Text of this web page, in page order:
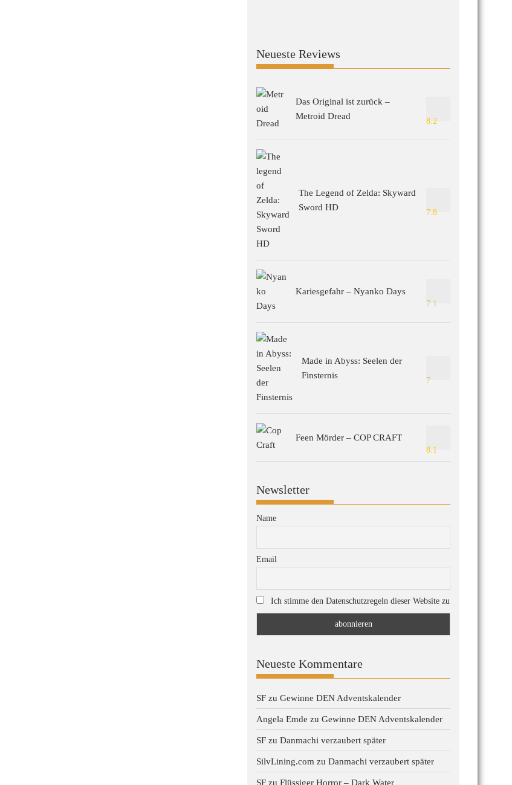
Neueste Reviews
Das Original ist zurück –
Metroid Dread
8.2
The Legend of Zelda: Skyward
Sword HD
7.8
Kariesgefahr – Nyanko Days
7.1
Made in Abyss: Seelen der
Finsternis
7
Feen Mörder – COP CRAFT
8.1
Newsletter
Name
Email
Ich stimme den Datenschutzregeln dieser Website zu
Neueste Kommentare
SF zu Gewinne DEN Adventskalender
Angela Emde zu Gewinne DEN Adventskalender
SF zu Danmachi verzaubert später
SilvLining.com zu Danmachi verzaubert später
SF zu Flüssiger Horror – Dark Water